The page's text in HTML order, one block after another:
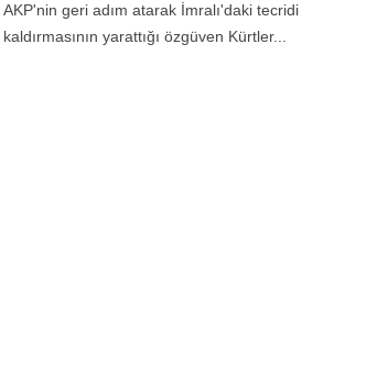
AKP'nin geri adım atarak İmralı'daki tecridi
kaldırmasının yarattığı özgüven Kürtler...